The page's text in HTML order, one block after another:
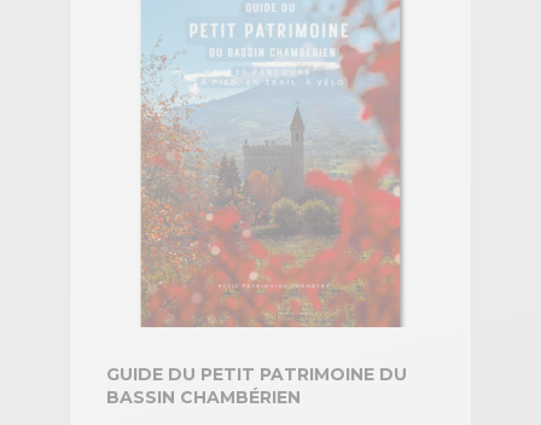
GUIDE DU PETIT PATRIMOINE DU
BASSIN CHAMBÉRIEN